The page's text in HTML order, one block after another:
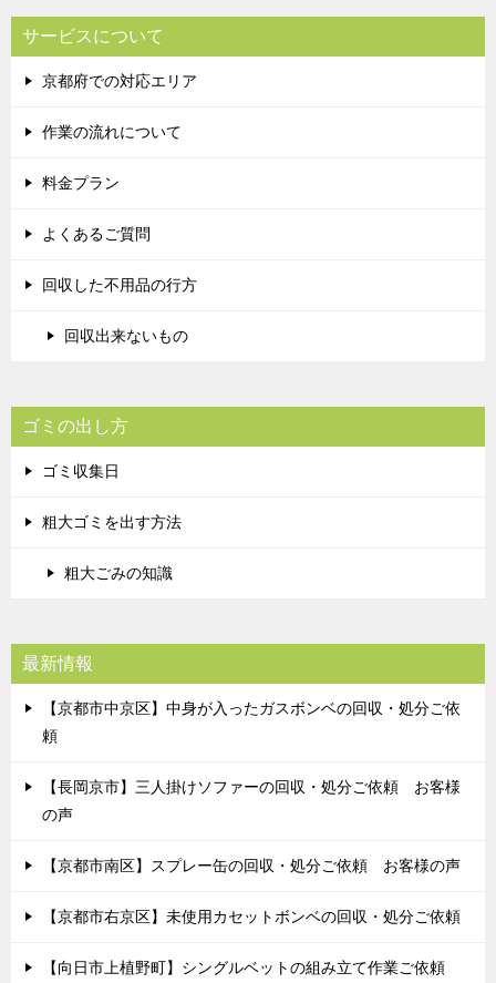
サービスについて
京都府での対応エリア
作業の流れについて
料金プラン
よくあるご質問
回収した不用品の行方
回収出来ないもの
ゴミの出し方
ゴミ収集日
粗大ゴミを出す方法
粗大ごみの知識
最新情報
【京都市中京区】中身が入ったガスボンベの回収・処分ご依
頼
【長岡京市】三人掛けソファーの回収・処分ご依頼 お客様
の声
【京都市南区】スプレー缶の回収・処分ご依頼 お客様の声
【京都市右京区】未使用カセットボンベの回収・処分ご依頼
【向日市上植野町】シングルベットの組み立て作業ご依頼